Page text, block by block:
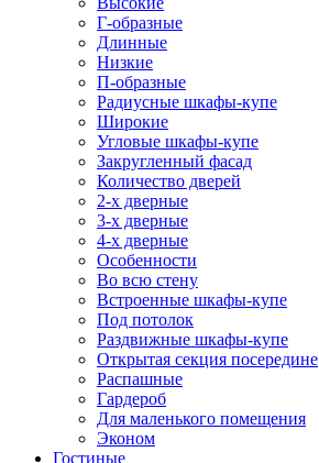
Г-образные
Длинные
Низкие
П-образные
Радиусные шкафы-купе
Широкие
Угловые шкафы-купе
Закругленный фасад
Количество дверей
2-х дверные
3-х дверные
4-х дверные
Особенности
Во всю стену
Встроенные шкафы-купе
Под потолок
Раздвижные шкафы-купе
Открытая секция посередине
Распашные
Гардероб
Для маленького помещения
Эконом
Гостиные